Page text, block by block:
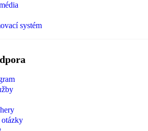
systém
otázky